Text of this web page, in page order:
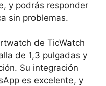
y podrás responder
sin problemas.
de TicWatch
de 1,3 pulgadas y
Su integración
es excelente, y